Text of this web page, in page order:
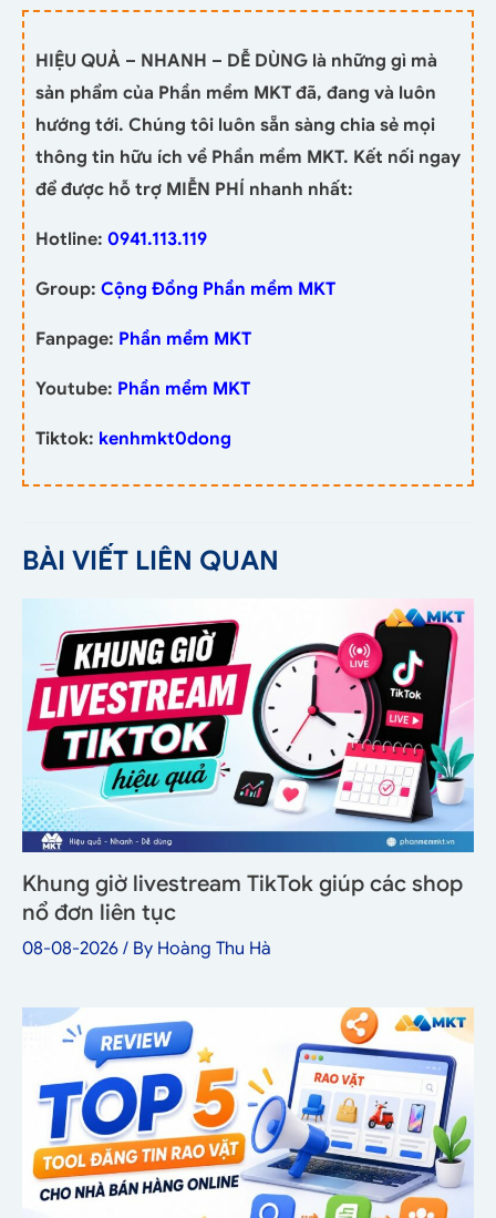
HIỆU QUẢ – NHANH – DỄ DÙNG là những gì mà
sản phẩm của Phần mềm MKT đã, đang và luôn
hướng tới. Chúng tôi luôn sẵn sàng chia sẻ mọi
thông tin hữu ích về Phần mềm MKT. Kết nối ngay
để được hỗ trợ MIỄN PHÍ nhanh nhất:
Hotline: 0941.113.119
Group: Cộng Đồng Phần mềm MKT
Fanpage: Phần mềm MKT
Youtube: Phần mềm MKT
Tiktok: kenhmkt0dong
BÀI VIẾT LIÊN QUAN
Khung giờ livestream TikTok giúp các shop
nổ đơn liên tục
08-08-2026 / By Hoàng Thu Hà